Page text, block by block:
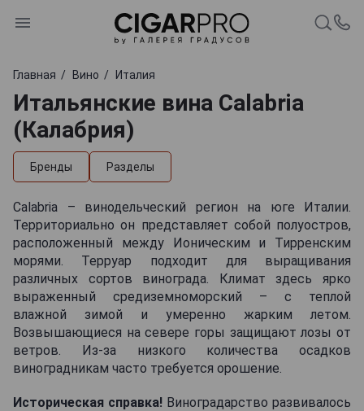
Главная Вино Италия
Итальянские вина Calabria
(Калабрия)
Бренды Разделы
Calabria – винодельческий регион на юге Италии.
Территориально он представляет собой полуостров,
расположенный между Ионическим и Тирренским
морями. Терруар подходит для выращивания
различных сортов винограда. Климат здесь ярко
выраженный средиземноморский – с теплой
влажной зимой и умеренно жарким летом.
Возвышающиеся на севере горы защищают лозы от
ветров. Из-за низкого количества осадков
виноградникам часто требуется орошение.
Историческая справка! Виноградарство развивалось